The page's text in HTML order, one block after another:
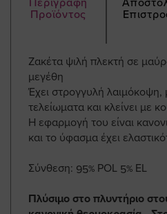
Προϊόντος
Ζακέτα ψιλή πλεκτή σε
μεγέθη
Έχει στρογγυλή λαιμόκοψη,
τελείωματα και κλείνει με
Η εφαρμογή του είναι
και το ύφασμα έχει
Σύνθεση: 95% POL 5% EL
Πλύσιμο στο πλυντήριο